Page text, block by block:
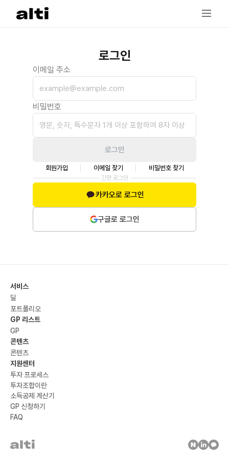
로그인
이메일 주소
비밀번호
로그인
회원가입 이메일 찾기 비밀번호 찾기
간편 로그인
카카오로 로그인
구글로 로그인
서비스
딜
포트폴리오
GP 리스트
GP
콘텐츠
콘텐츠
지원센터
투자 프로세스
투자조합이란
소득공제 계산기
GP 신청하기
FAQ